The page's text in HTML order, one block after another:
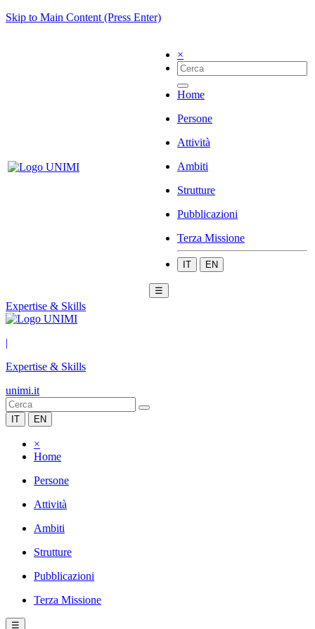
Skip to Main Content (Press Enter)
×
Home
Persone
Attività
Ambiti
Strutture
Pubblicazioni
Terza Missione
IT EN
☰
Expertise & Skills
|
Expertise & Skills
unimi.it
IT EN
×
Home
Persone
Attività
Ambiti
Strutture
Pubblicazioni
Terza Missione
☰